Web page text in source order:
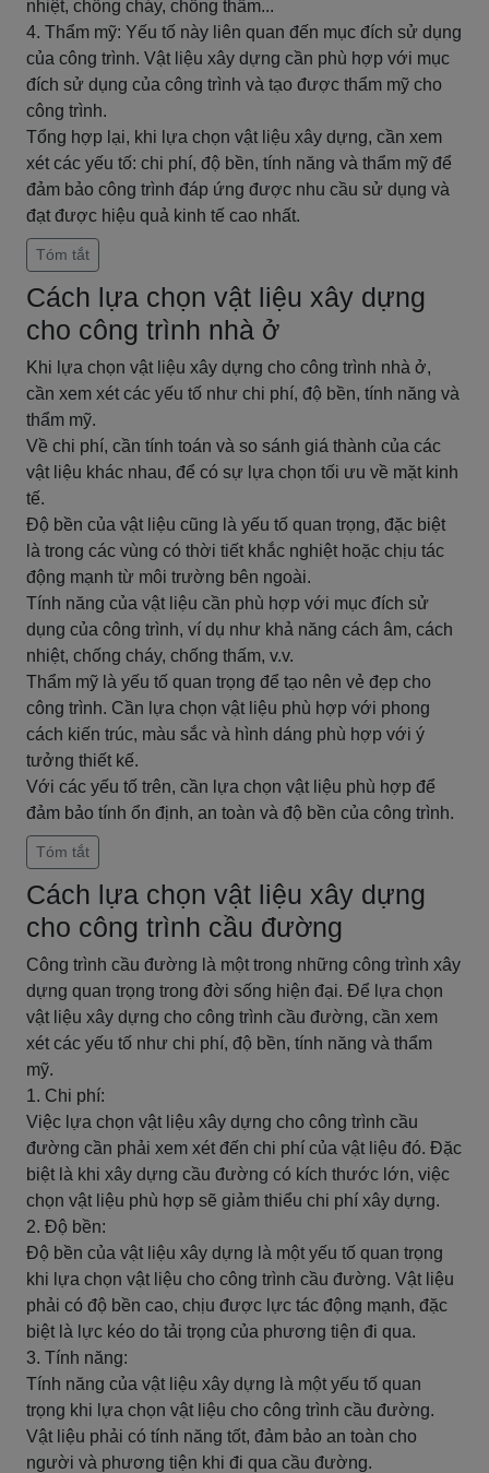
nhiệt, chống cháy, chống thấm...
4. Thẩm mỹ: Yếu tố này liên quan đến mục đích sử dụng
của công trình. Vật liệu xây dựng cần phù hợp với mục
đích sử dụng của công trình và tạo được thẩm mỹ cho
công trình.
Tổng hợp lại, khi lựa chọn vật liệu xây dựng, cần xem
xét các yếu tố: chi phí, độ bền, tính năng và thẩm mỹ để
đảm bảo công trình đáp ứng được nhu cầu sử dụng và
đạt được hiệu quả kinh tế cao nhất.
Tóm tắt
Cách lựa chọn vật liệu xây dựng
cho công trình nhà ở
Khi lựa chọn vật liệu xây dựng cho công trình nhà ở,
cần xem xét các yếu tố như chi phí, độ bền, tính năng và
thẩm mỹ.
Về chi phí, cần tính toán và so sánh giá thành của các
vật liệu khác nhau, để có sự lựa chọn tối ưu về mặt kinh
tế.
Độ bền của vật liệu cũng là yếu tố quan trọng, đặc biệt
là trong các vùng có thời tiết khắc nghiệt hoặc chịu tác
động mạnh từ môi trường bên ngoài.
Tính năng của vật liệu cần phù hợp với mục đích sử
dụng của công trình, ví dụ như khả năng cách âm, cách
nhiệt, chống cháy, chống thấm, v.v.
Thẩm mỹ là yếu tố quan trọng để tạo nên vẻ đẹp cho
công trình. Cần lựa chọn vật liệu phù hợp với phong
cách kiến trúc, màu sắc và hình dáng phù hợp với ý
tưởng thiết kế.
Với các yếu tố trên, cần lựa chọn vật liệu phù hợp để
đảm bảo tính ổn định, an toàn và độ bền của công trình.
Tóm tắt
Cách lựa chọn vật liệu xây dựng
cho công trình cầu đường
Công trình cầu đường là một trong những công trình xây
dựng quan trọng trong đời sống hiện đại. Để lựa chọn
vật liệu xây dựng cho công trình cầu đường, cần xem
xét các yếu tố như chi phí, độ bền, tính năng và thẩm
mỹ.
1. Chi phí:
Việc lựa chọn vật liệu xây dựng cho công trình cầu
đường cần phải xem xét đến chi phí của vật liệu đó. Đặc
biệt là khi xây dựng cầu đường có kích thước lớn, việc
chọn vật liệu phù hợp sẽ giảm thiểu chi phí xây dựng.
2. Độ bền:
Độ bền của vật liệu xây dựng là một yếu tố quan trọng
khi lựa chọn vật liệu cho công trình cầu đường. Vật liệu
phải có độ bền cao, chịu được lực tác động mạnh, đặc
biệt là lực kéo do tải trọng của phương tiện đi qua.
3. Tính năng:
Tính năng của vật liệu xây dựng là một yếu tố quan
trọng khi lựa chọn vật liệu cho công trình cầu đường.
Vật liệu phải có tính năng tốt, đảm bảo an toàn cho
người và phương tiện khi đi qua cầu đường.